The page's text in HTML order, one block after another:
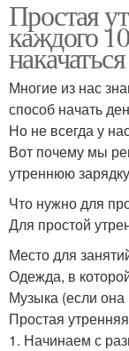
Простая
каждого
Многие из нас
способ начать
Но не всегда у
Вот почему мы
утреннюю
Что нужно для
Для простой
Место для
Одежда, в
Музыка (если она
Простая
1. Начинаем с